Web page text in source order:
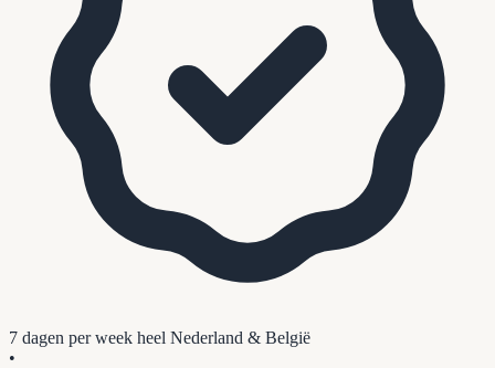
7 dagen per week heel Nederland & België
•